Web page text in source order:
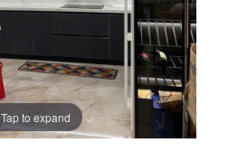
Tap to expand